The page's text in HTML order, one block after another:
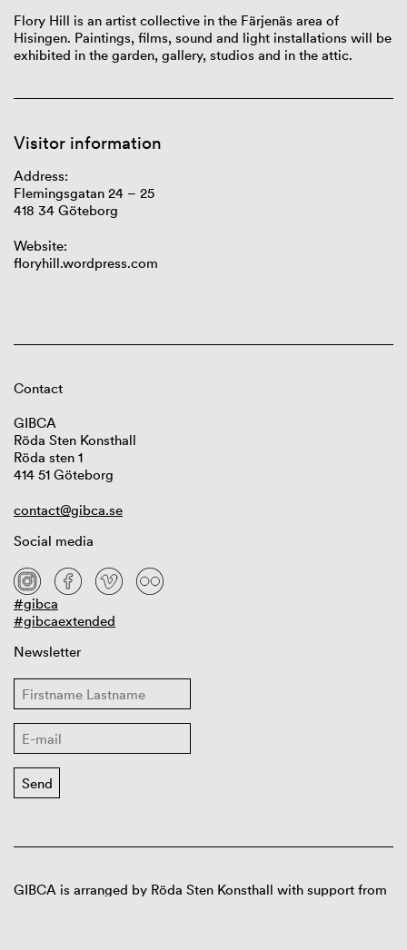
Flory Hill is an artist collective in the Färjenäs area of
Hisingen. Paintings, films, sound and light installations will be
exhibited in the garden, gallery, studios and in the attic.
Visitor information
Address:
Flemingsgatan 24 – 25
418 34 Göteborg
Website:
floryhill.wordpress.com
Contact
GIBCA
Röda Sten Konsthall
Röda sten 1
414 51 Göteborg
contact@gibca.se
Social media
#gibca
#gibcaextended
Newsletter
GIBCA is arranged by Röda Sten Konsthall with support from